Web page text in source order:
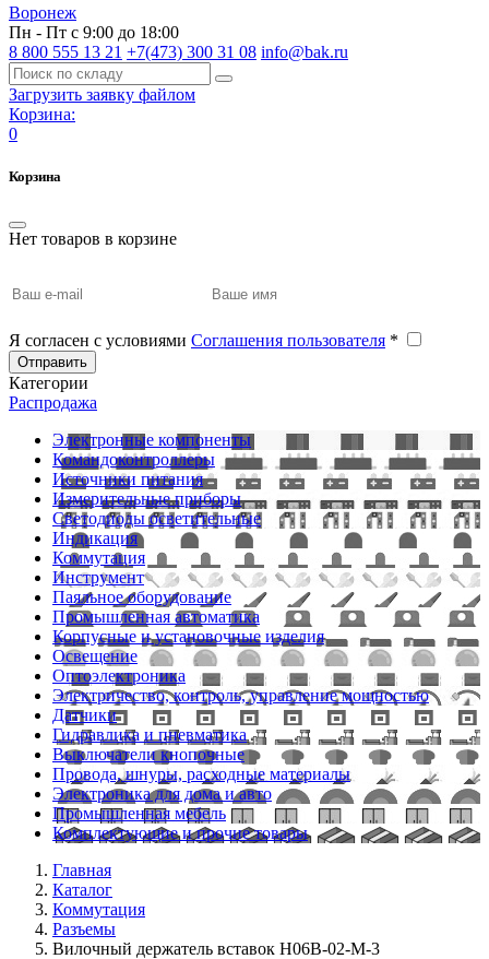
Воронеж
Пн - Пт с 9:00 до 18:00
8 800 555 13 21 +7(473) 300 31 08 info@bak.ru
Загрузить заявку файлом
Корзина:
0
Корзина
Нет товаров в корзине
Я согласен с условиями Соглашения пользователя *
Отправить
Категории
Распродажа
Электронные компоненты
Командоконтроллеры
Источники питания
Измерительные приборы
Светодиоды осветительные
Индикация
Коммутация
Инструмент
Паяльное оборудование
Промышленная автоматика
Корпусные и установочные изделия
Освещение
Оптоэлектроника
Электричество, контроль, управление мощностью
Датчики
Гидравлика и пневматика
Выключатели кнопочные
Провода, шнуры, расходные материалы
Электроника для дома и авто
Промышленная мебель
Комплектующие и прочие товары
Главная
Каталог
Коммутация
Разъемы
Вилочный держатель вставок H06B-02-M-3